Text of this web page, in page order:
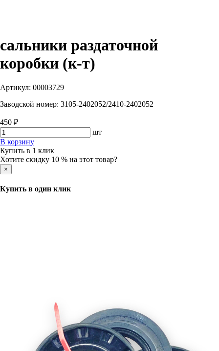
сальники раздаточной
коробки (к-т)
Артикул: 00003729
Заводской номер: 3105-2402052/2410-2402052
450 ₽
шт
В корзину
Купить в 1 клик
Хотите скидку 10 % на этот товар?
×
Купить в один клик